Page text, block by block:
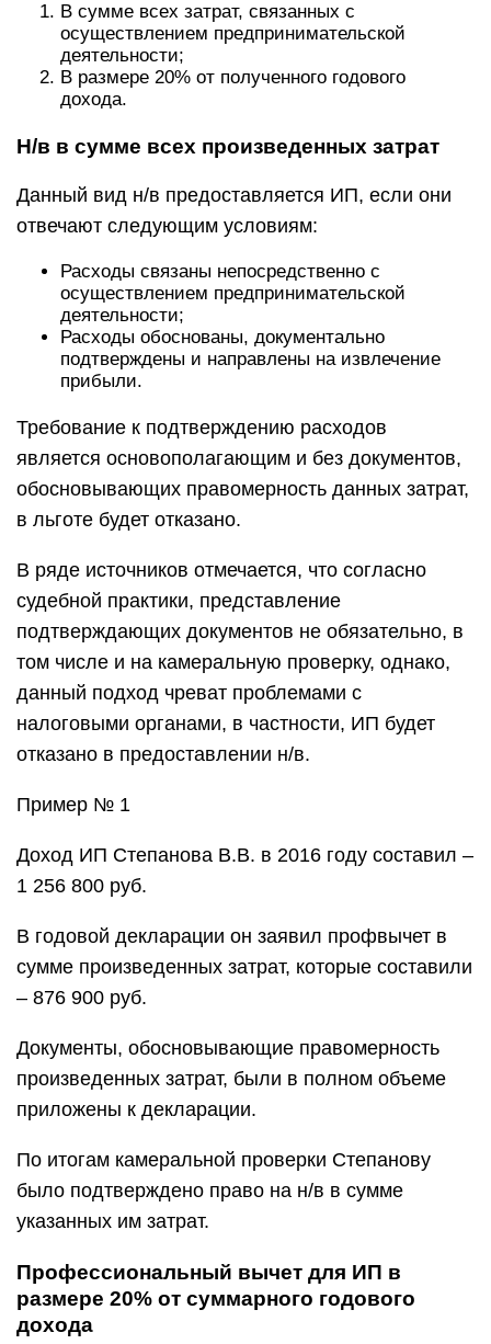
В сумме всех затрат, связанных с
осуществлением предпринимательской
деятельности;
В размере 20% от полученного годового
дохода.
Н/в в сумме всех произведенных затрат
Данный вид н/в предоставляется ИП, если они
отвечают следующим условиям:
Расходы связаны непосредственно с
осуществлением предпринимательской
деятельности;
Расходы обоснованы, документально
подтверждены и направлены на извлечение
прибыли.
Требование к подтверждению расходов
является основополагающим и без документов,
обосновывающих правомерность данных затрат,
в льготе будет отказано.
В ряде источников отмечается, что согласно
судебной практики, представление
подтверждающих документов не обязательно, в
том числе и на камеральную проверку, однако,
данный подход чреват проблемами с
налоговыми органами, в частности, ИП будет
отказано в предоставлении н/в.
Пример № 1
Доход ИП Степанова В.В. в 2016 году составил –
1 256 800 руб.
В годовой декларации он заявил профвычет в
сумме произведенных затрат, которые составили
– 876 900 руб.
Документы, обосновывающие правомерность
произведенных затрат, были в полном объеме
приложены к декларации.
По итогам камеральной проверки Степанову
было подтверждено право на н/в в сумме
указанных им затрат.
Профессиональный вычет для ИП в
размере 20% от суммарного годового
дохода